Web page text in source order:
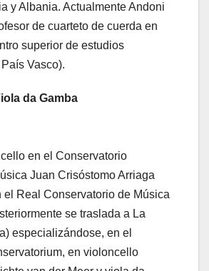
y Albania. Actualmente Andoni
de cuarteto de cuerda en
superior de estudios
Vasco).
da Gamba
en el Conservatorio
Juan Crisóstomo Arriaga
el Real Conservatorio de Música
se traslada a La
especializándose, en el
en violoncello